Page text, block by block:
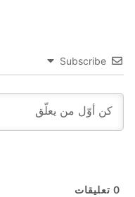
Subscribe
0 تعليقات